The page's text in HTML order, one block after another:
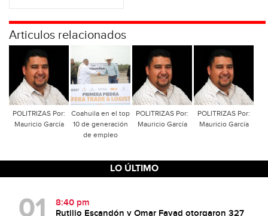
Articulos relacionados
POLITRIZAS Por:
Mauricio García
Coahuila en el top
10 de generación
de empleo
POLITRIZAS Por:
Mauricio García
POLITRIZAS Por:
Mauricio García
LO ÚLTIMO
8:40 pm